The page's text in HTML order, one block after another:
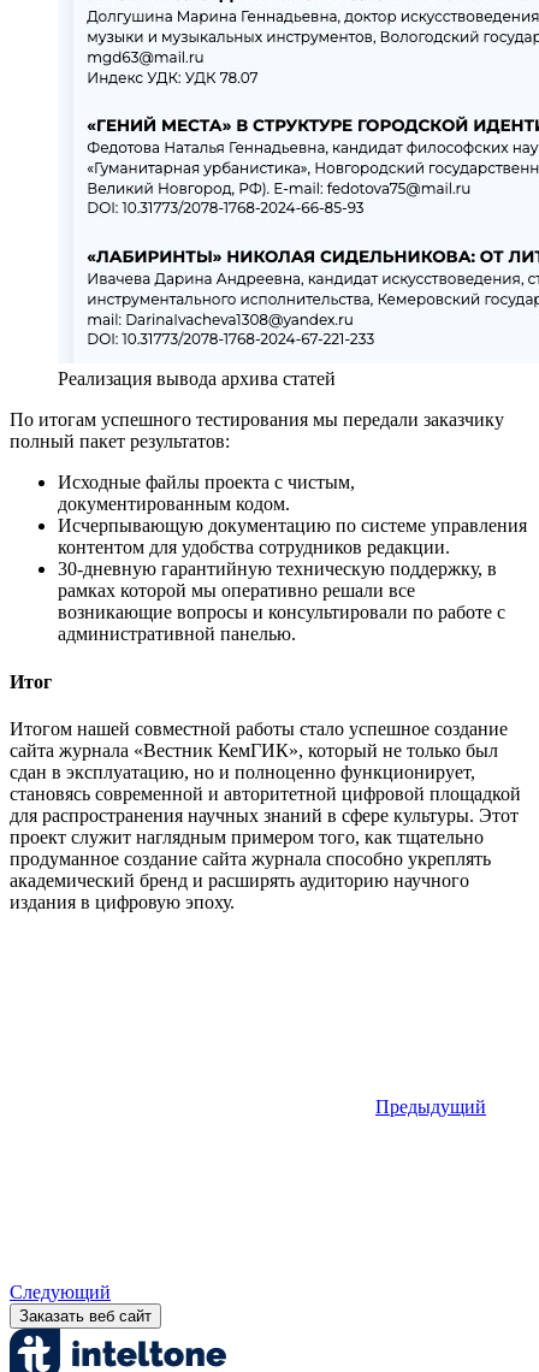
Реализация вывода архива статей
По итогам успешного тестирования мы передали заказчику
полный пакет результатов:
Исходные файлы проекта с чистым,
документированным кодом.
Исчерпывающую документацию по системе управления
контентом для удобства сотрудников редакции.
30-дневную гарантийную техническую поддержку, в
рамках которой мы оперативно решали все
возникающие вопросы и консультировали по работе с
административной панелью.
Итог
Итогом нашей совместной работы стало успешное создание
сайта журнала «Вестник КемГИК», который не только был
сдан в эксплуатацию, но и полноценно функционирует,
становясь современной и авторитетной цифровой площадкой
для распространения научных знаний в сфере культуры. Этот
проект служит наглядным примером того, как тщательно
продуманное создание сайта журнала способно укреплять
академический бренд и расширять аудиторию научного
издания в цифровую эпоху.
Предыдущий
Следующий
Заказать веб сайт